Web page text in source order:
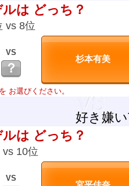
は どっち？
vs 8位
VS
？
お選びください。
好き嫌
は どっち？
vs 10位
VS